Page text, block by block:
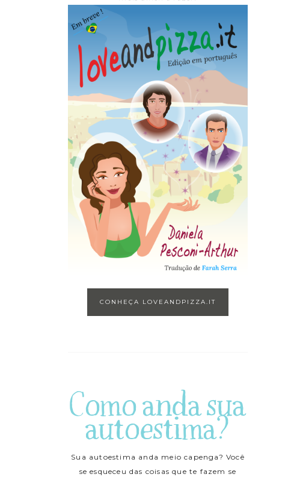
CONHEÇA LOVEANDPIZZA.IT
Como anda sua
autoestima?
Sua autoestima anda meio capenga? Você
se esqueceu das coisas que te fazem se